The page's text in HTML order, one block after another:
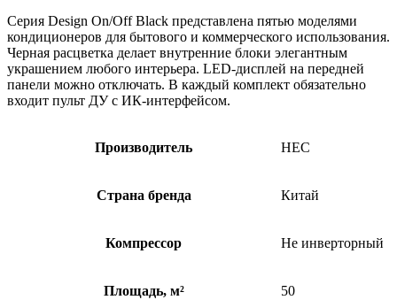
Серия Design On/Off Black представлена пятью моделями
кондиционеров для бытового и коммерческого использования.
Черная расцветка делает внутренние блоки элегантным
украшением любого интерьера. LED-дисплей на передней
панели можно отключать. В каждый комплект обязательно
входит пульт ДУ с ИК-интерфейсом.
Производитель HEC
Страна бренда Китай
Компрессор Не инверторный
Площадь, м² 50